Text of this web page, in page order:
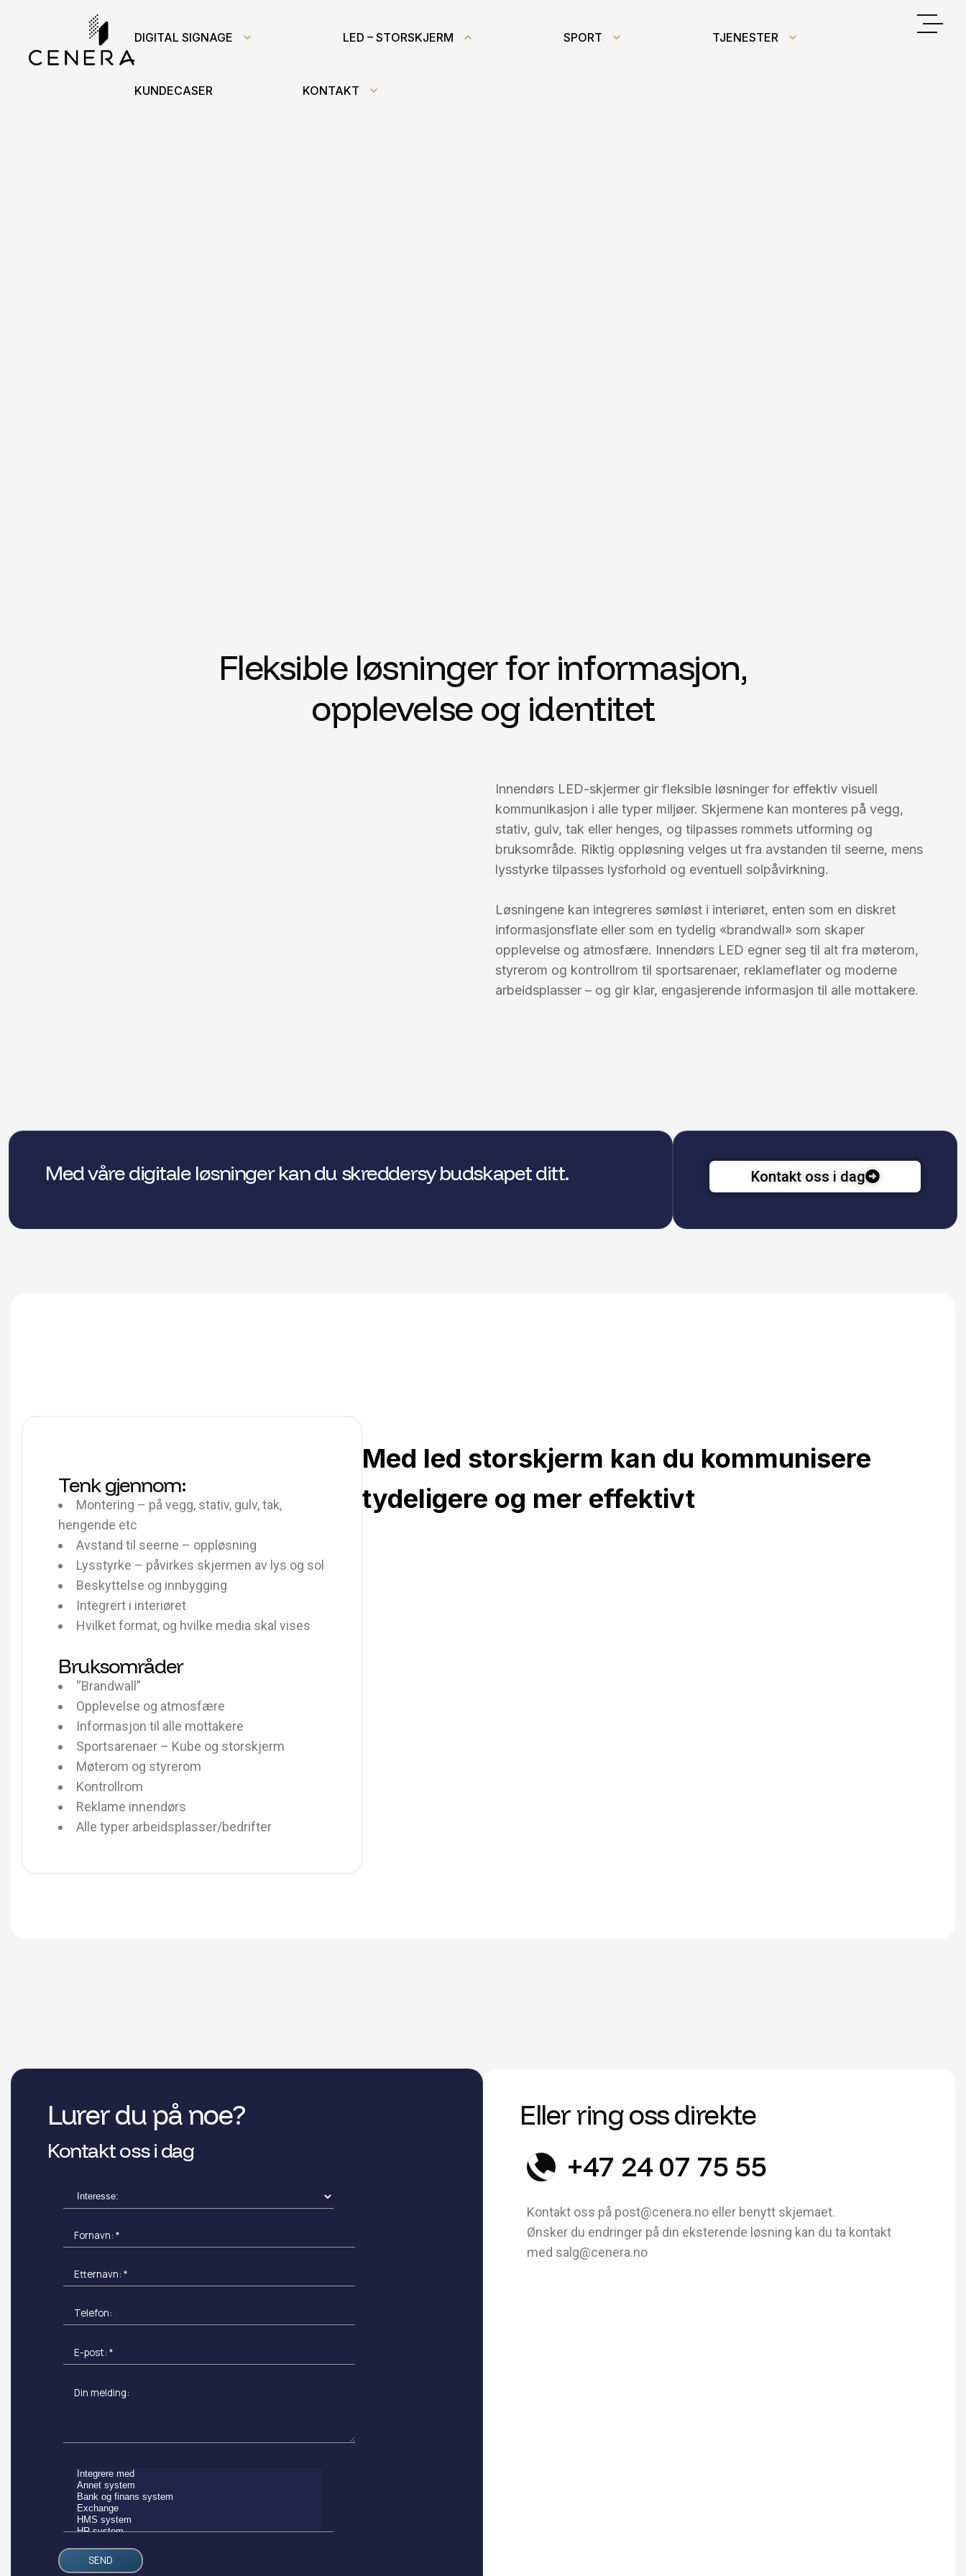
DIGITAL SIGNAGE LED – STORSKJERM SPORT TJENESTER
KUNDECASER KONTAKT
Fleksible løsninger for informasjon,
opplevelse og identitet
Innendørs LED-skjermer gir fleksible løsninger for effektiv visuell
kommunikasjon i alle typer miljøer. Skjermene kan monteres på vegg,
stativ, gulv, tak eller henges, og tilpasses rommets utforming og
bruksområde. Riktig oppløsning velges ut fra avstanden til seerne, mens
lysstyrke tilpasses lysforhold og eventuell solpåvirkning.
Løsningene kan integreres sømløst i interiøret, enten som en diskret
informasjonsflate eller som en tydelig «brandwall» som skaper
opplevelse og atmosfære. Innendørs LED egner seg til alt fra møterom,
styrerom og kontrollrom til sportsarenaer, reklameflater og moderne
arbeidsplasser – og gir klar, engasjerende informasjon til alle mottakere.
Med våre digitale løsninger kan du skreddersy budskapet ditt. Kontakt oss i dag
Tenk gjennom:
Montering – på vegg, stativ, gulv, tak,
hengende etc
Avstand til seerne – oppløsning
Lysstyrke – påvirkes skjermen av lys og sol
Beskyttelse og innbygging
Integrert i interiøret
Hvilket format, og hvilke media skal vises
Bruksområder
“Brandwall”
Opplevelse og atmosfære
Informasjon til alle mottakere
Sportsarenaer – Kube og storskjerm
Møterom og styrerom
Kontrollrom
Reklame innendørs
Alle typer arbeidsplasser/bedrifter
Med led storskjerm kan du kommunisere
tydeligere og mer effektivt
Lurer du på noe?
Kontakt oss i dag
Eller ring oss direkte
+47 24 07 75 55
Kontakt oss på post@cenera.no eller benytt skjemaet.
Ønsker du endringer på din eksterende løsning kan du ta kontakt
med salg@cenera.no